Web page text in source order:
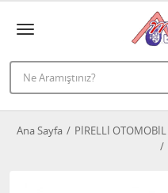
Ana Sayfa PİRELLİ OTOMOBİL